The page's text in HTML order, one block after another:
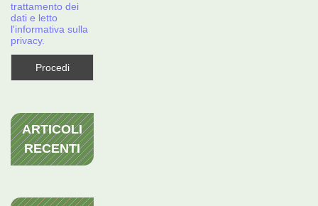
trattamento dei
dati e letto
l'informativa sulla
privacy.
ARTICOLI
RECENTI